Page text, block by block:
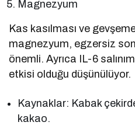
Magnezyum
Kas kasılması ve
magnezyum, egzersiz
önemli. Ayrıca IL-6
etkisi olduğu düşünülüyor.
Kaynaklar: Kabak
kakao.